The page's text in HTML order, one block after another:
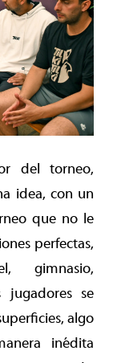
del torneo,
idea, con un
que no le
perfectas,
gimnasio,
jugadores se
algo
inédita